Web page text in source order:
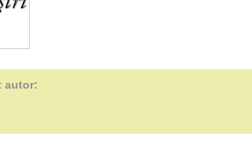
autor: